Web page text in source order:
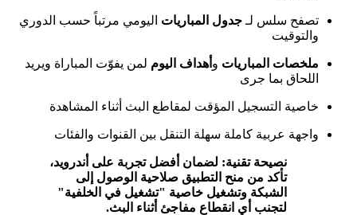
تصفح سلس لـ جدول المباريات اليومي مرتباً حسب الدوري
والتوقيت
ملخصات المباريات و أهداف اليوم لمن يفوّت المباراة ويريد
اللحاق بما جرى
خاصية التسجيل المؤقت لمقاطع البث أثناء المشاهدة
واجهة عربية كاملة سهلة التنقل بين القنوات والفئات
نصيحة تقنية: لضمان أفضل تجربة على أندرويد،
تأكد من منح التطبيق صلاحية الوصول إلى
الشبكة وتشغيل خاصية "تشغيل في الخلفية"
لتجنب أي انقطاع مفاجئ أثناء البث.